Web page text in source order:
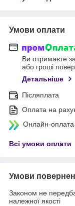
Умови оплати
Ви отримаєте
або гроші
Детальніше
Післяплата
Оплата на
Онлайн-
Всі умови оплати
Умови
Законом не
належної якості